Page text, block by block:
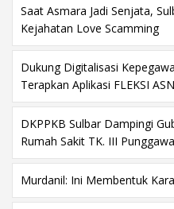
Saat Asmara Jadi Senjata,
Kejahatan Love Scamming
Dukung Digitalisasi
Terapkan Aplikasi FLEKSI ASN
DKPPKB Sulbar Dampingi
Rumah Sakit TK. III
Murdanil: Ini Membentuk